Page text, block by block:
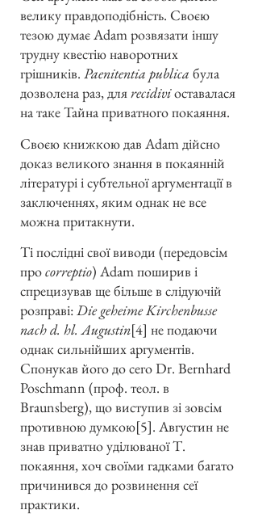
велику правдоподібність. Своєю
тезою думає Adam розвязати іншу
трудну квестію наворотних
грішників. Paenitentia publica була
дозволена раз, дляrecidiviоставалася
на таке Тайна приватного покаяння.
Своєю книжкою дав Adam дійсно
доказ великого знання в покаянній
літературі і субтельної аргументації в
заключеннях, яким однак не все
можна притакнути.
Ті послідні свої виводи (передовсім
проcorreptio) Adam поширив і
спрецизував ще більше в слідуючій
розправі:Die geheime Kirchenbusse
nach d. hl. Augustin[4] не подаючи
однак сильнійших аргументів.
Спонукав його до сего Dr. Bernhard
Poschmann (проф. теол. в
Braunsberg), що виступив зі зовсім
противною думкою[5]. Августин не
знав приватно уділюваної Т.
покаяння, хоч своїми гадками багато
причинився до розвинення сеї
практики.